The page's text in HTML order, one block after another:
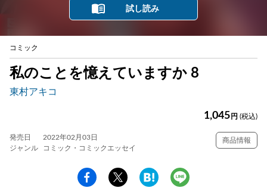
試し読み
コミック
私のことを憶えていますか 8
東村アキコ
1,045 円 (税込)
発売日
2022年02月03日
ジャンル
コミック・コミックエッセイ
商品情報